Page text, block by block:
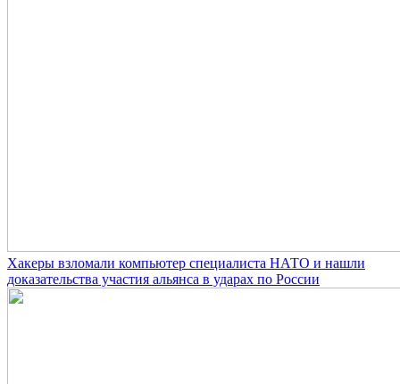
Хакеры взломали компьютер специалиста НАТО и нашли
доказательства участия альянса в ударах по России